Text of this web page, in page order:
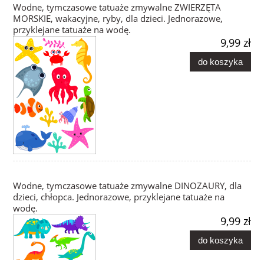
Wodne, tymczasowe tatuaże zmywalne ZWIERZĘTA
MORSKIE, wakacyjne, ryby, dla dzieci. Jednorazowe,
przyklejane tatuaże na wodę.
9,99 zł
do koszyka
Wodne, tymczasowe tatuaże zmywalne DINOZAURY, dla
dzieci, chłopca. Jednorazowe, przyklejane tatuaże na
wodę.
9,99 zł
do koszyka